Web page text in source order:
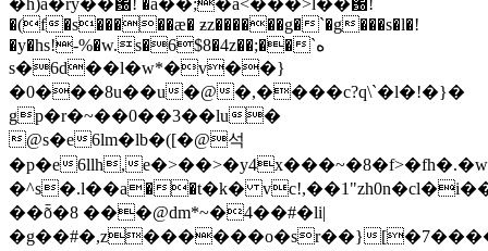
�(f�s�����æ� ƶz������g�`�g���s�l�!
�y�hs!-%�w.s�6$8�4z��;��`ه
s�6d��l�w*�v��}
�0���8u��u�@�,����c?q\`�l�!�}�
gp�r�~��0��3��lu�
@s�e6lm�lb�([�@석
�p�e6llh,
�^s�.l��а��t�k�
��ȭ�8 ���@dm*~�4��#�li|
�g��#�,z������o�sr��}